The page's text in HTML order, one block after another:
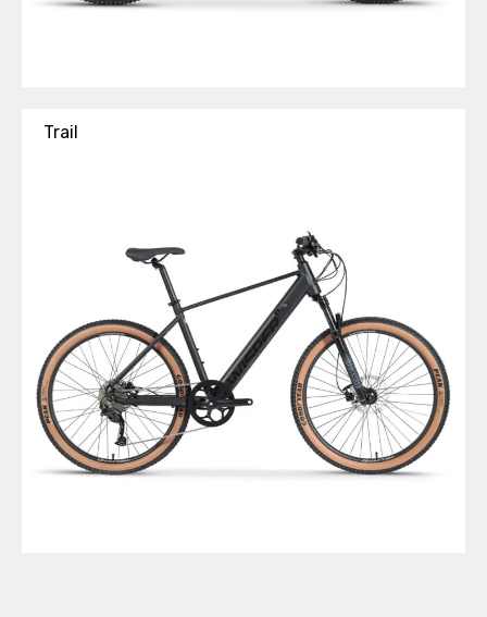
Trail